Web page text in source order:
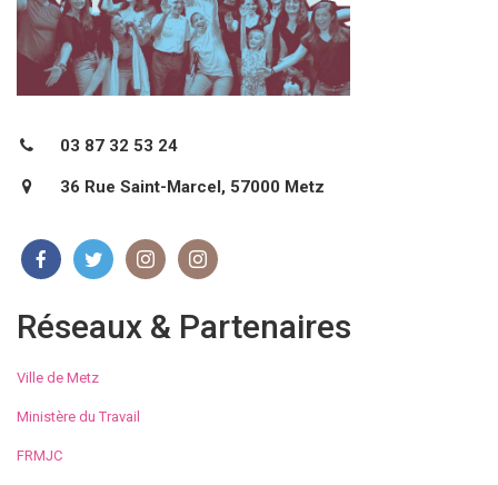
03 87 32 53 24
36 Rue Saint-Marcel, 57000 Metz
Réseaux & Partenaires
Ville de Metz
Ministère du Travail
FRMJC